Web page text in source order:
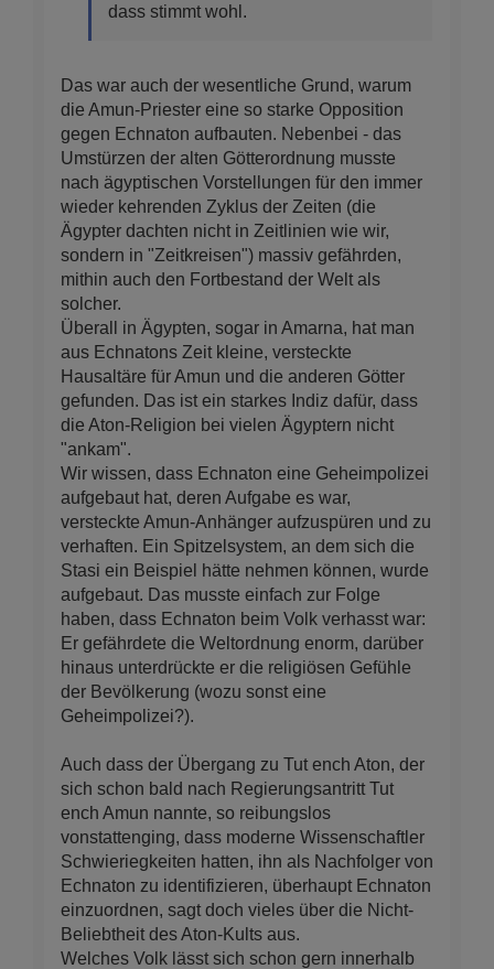
dass stimmt wohl.
Das war auch der wesentliche Grund, warum
die Amun-Priester eine so starke Opposition
gegen Echnaton aufbauten. Nebenbei - das
Umstürzen der alten Götterordnung musste
nach ägyptischen Vorstellungen für den immer
wieder kehrenden Zyklus der Zeiten (die
Ägypter dachten nicht in Zeitlinien wie wir,
sondern in "Zeitkreisen") massiv gefährden,
mithin auch den Fortbestand der Welt als
solcher.
Überall in Ägypten, sogar in Amarna, hat man
aus Echnatons Zeit kleine, versteckte
Hausaltäre für Amun und die anderen Götter
gefunden. Das ist ein starkes Indiz dafür, dass
die Aton-Religion bei vielen Ägyptern nicht
"ankam".
Wir wissen, dass Echnaton eine Geheimpolizei
aufgebaut hat, deren Aufgabe es war,
versteckte Amun-Anhänger aufzuspüren und zu
verhaften. Ein Spitzelsystem, an dem sich die
Stasi ein Beispiel hätte nehmen können, wurde
aufgebaut. Das musste einfach zur Folge
haben, dass Echnaton beim Volk verhasst war:
Er gefährdete die Weltordnung enorm, darüber
hinaus unterdrückte er die religiösen Gefühle
der Bevölkerung (wozu sonst eine
Geheimpolizei?).
Auch dass der Übergang zu Tut ench Aton, der
sich schon bald nach Regierungsantritt Tut
ench Amun nannte, so reibungslos
vonstattenging, dass moderne Wissenschaftler
Schwieriegkeiten hatten, ihn als Nachfolger von
Echnaton zu identifizieren, überhaupt Echnaton
einzuordnen, sagt doch vieles über die Nicht-
Beliebtheit des Aton-Kults aus.
Welches Volk lässt sich schon gern innerhalb